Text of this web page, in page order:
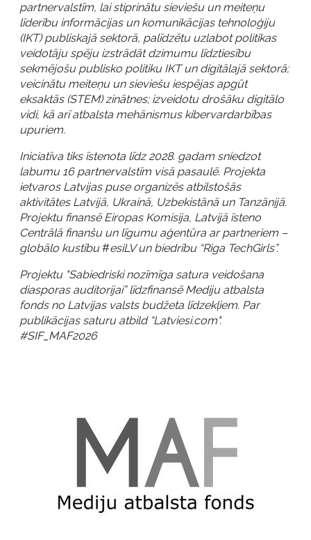
partnervalstīm, lai stiprinātu sieviešu un meiteņu
līderību informācijas un komunikācijas tehnoloģiju
(IKT) publiskajā sektorā, palīdzētu uzlabot politikas
veidotāju spēju izstrādāt dzimumu līdztiesību
sekmējošu publisko politiku IKT un digitālajā sektorā;
veicinātu meiteņu un sieviešu iespējas apgūt
eksaktās (STEM) zinātnes; izveidotu drošāku digitālo
vidi, kā arī atbalsta mehānismus kibervardarbības
upuriem.
Iniciatīva tiks īstenota līdz 2028. gadam sniedzot
labumu 16 partnervalstīm visā pasaulē. Projekta
ietvaros Latvijas puse organizēs atbilstošās
aktivitātes Latvijā, Ukrainā, Uzbekistānā un Tanzānijā.
Projektu finansē Eiropas Komisija, Latvijā īsteno
Centrālā finanšu un līgumu aģentūra ar partneriem –
globālo kustību#esiLV un biedrību “Riga TechGirls”.
Projektu "Sabiedriski nozīmīga satura veidošana
diasporas auditorijai” līdzfinansē Mediju atbalsta
fonds no Latvijas valsts budžeta līdzekļiem. Par
publikācijas saturu atbild “Latviesi.com".
#SIF_MAF2026